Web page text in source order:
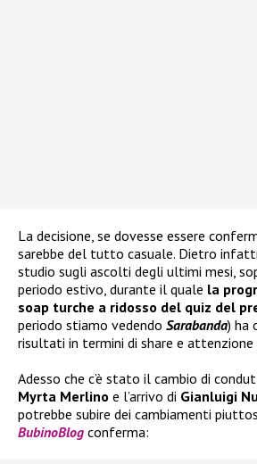
La decisione, se dovesse essere
sarebbe del tutto casuale. Dietro
studio sugli ascolti degli ultimi mesi,
periodo estivo, durante il quale la
soap turche a ridosso del quiz del
periodo stiamo vedendo Sarabanda) ha
risultati in termini di share e attenzione
Adesso che c’è stato il cambio di
Myrta Merlino e l’arrivo di Gianluigi
potrebbe subire dei cambiamenti
BubinoBlog conferma: